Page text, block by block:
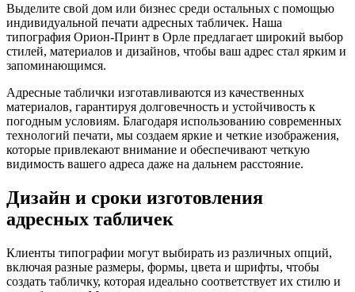
Выделите свой дом или бизнес среди остальных с помощью
индивидуальной печати адресных табличек. Наша
типография Орион-Принт в Орле предлагает широкий выбор
стилей, материалов и дизайнов, чтобы ваш адрес стал ярким и
запоминающимся.
Адресные таблички изготавливаются из качественных
материалов, гарантируя долговечность и устойчивость к
погодным условиям. Благодаря использованию современных
технологий печати, мы создаем яркие и четкие изображения,
которые привлекают внимание и обеспечивают четкую
видимость вашего адреса даже на дальнем расстояние.
Дизайн и сроки изготовления
адресных табличек
Клиенты типографии могут выбирать из различных опций,
включая разные размеры, формы, цвета и шрифты, чтобы
создать табличку, которая идеально соответствует их стилю и